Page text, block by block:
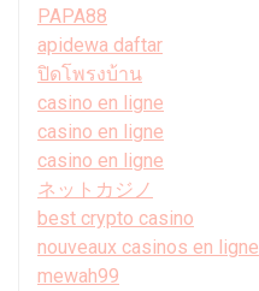
PAPA88
apidewa daftar
ปิดโพรงบ้าน
casino en ligne
casino en ligne
casino en ligne
ネットカジノ
best crypto casino
nouveaux casinos en ligne
mewah99